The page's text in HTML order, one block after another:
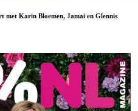
met Karin Bloemen, Jamai en Glennis